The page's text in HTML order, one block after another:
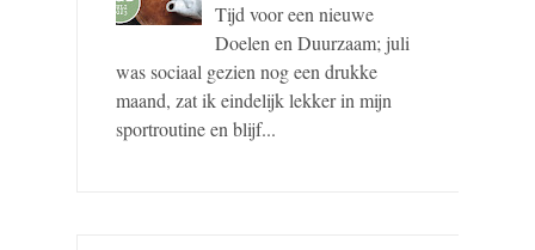
Tijd voor een nieuwe
Doelen en Duurzaam; juli
was sociaal gezien nog een drukke
maand, zat ik eindelijk lekker in mijn
sportroutine en blijf...